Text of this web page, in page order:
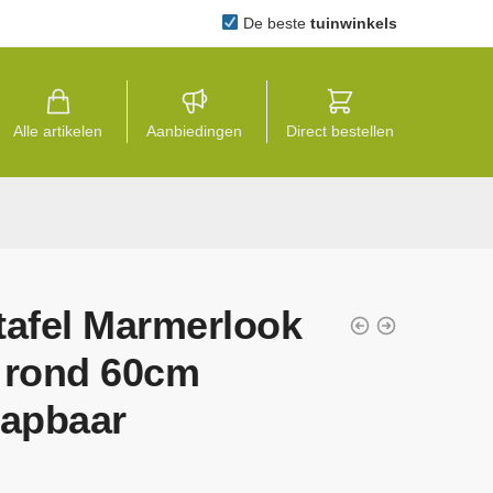
De beste tuinwinkels
Alle artikelen Aanbiedingen Direct bestellen
Marmerlook
60cm